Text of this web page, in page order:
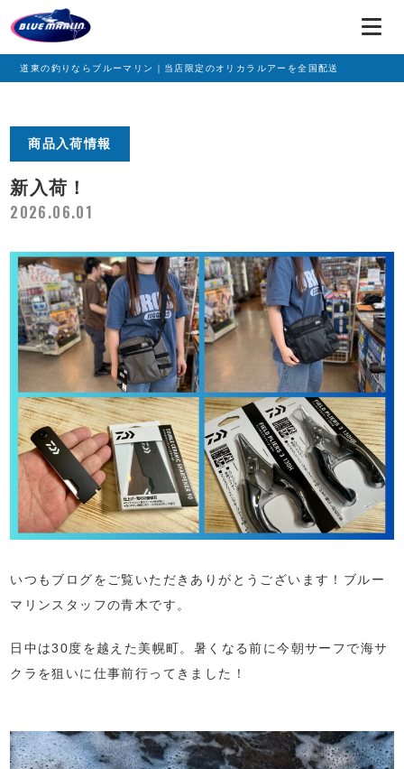
道東の釣りならブルーマリン｜当店限定のオリカラルアーを全国配送
商品入荷情報
新入荷！
2026.06.01
いつもブログをご覧いただきありがとうございます！ブルー
マリンスタッフの青木です。
日中は30度を越えた美幌町。暑くなる前に今朝サーフで海サ
クラを狙いに仕事前行ってきました！